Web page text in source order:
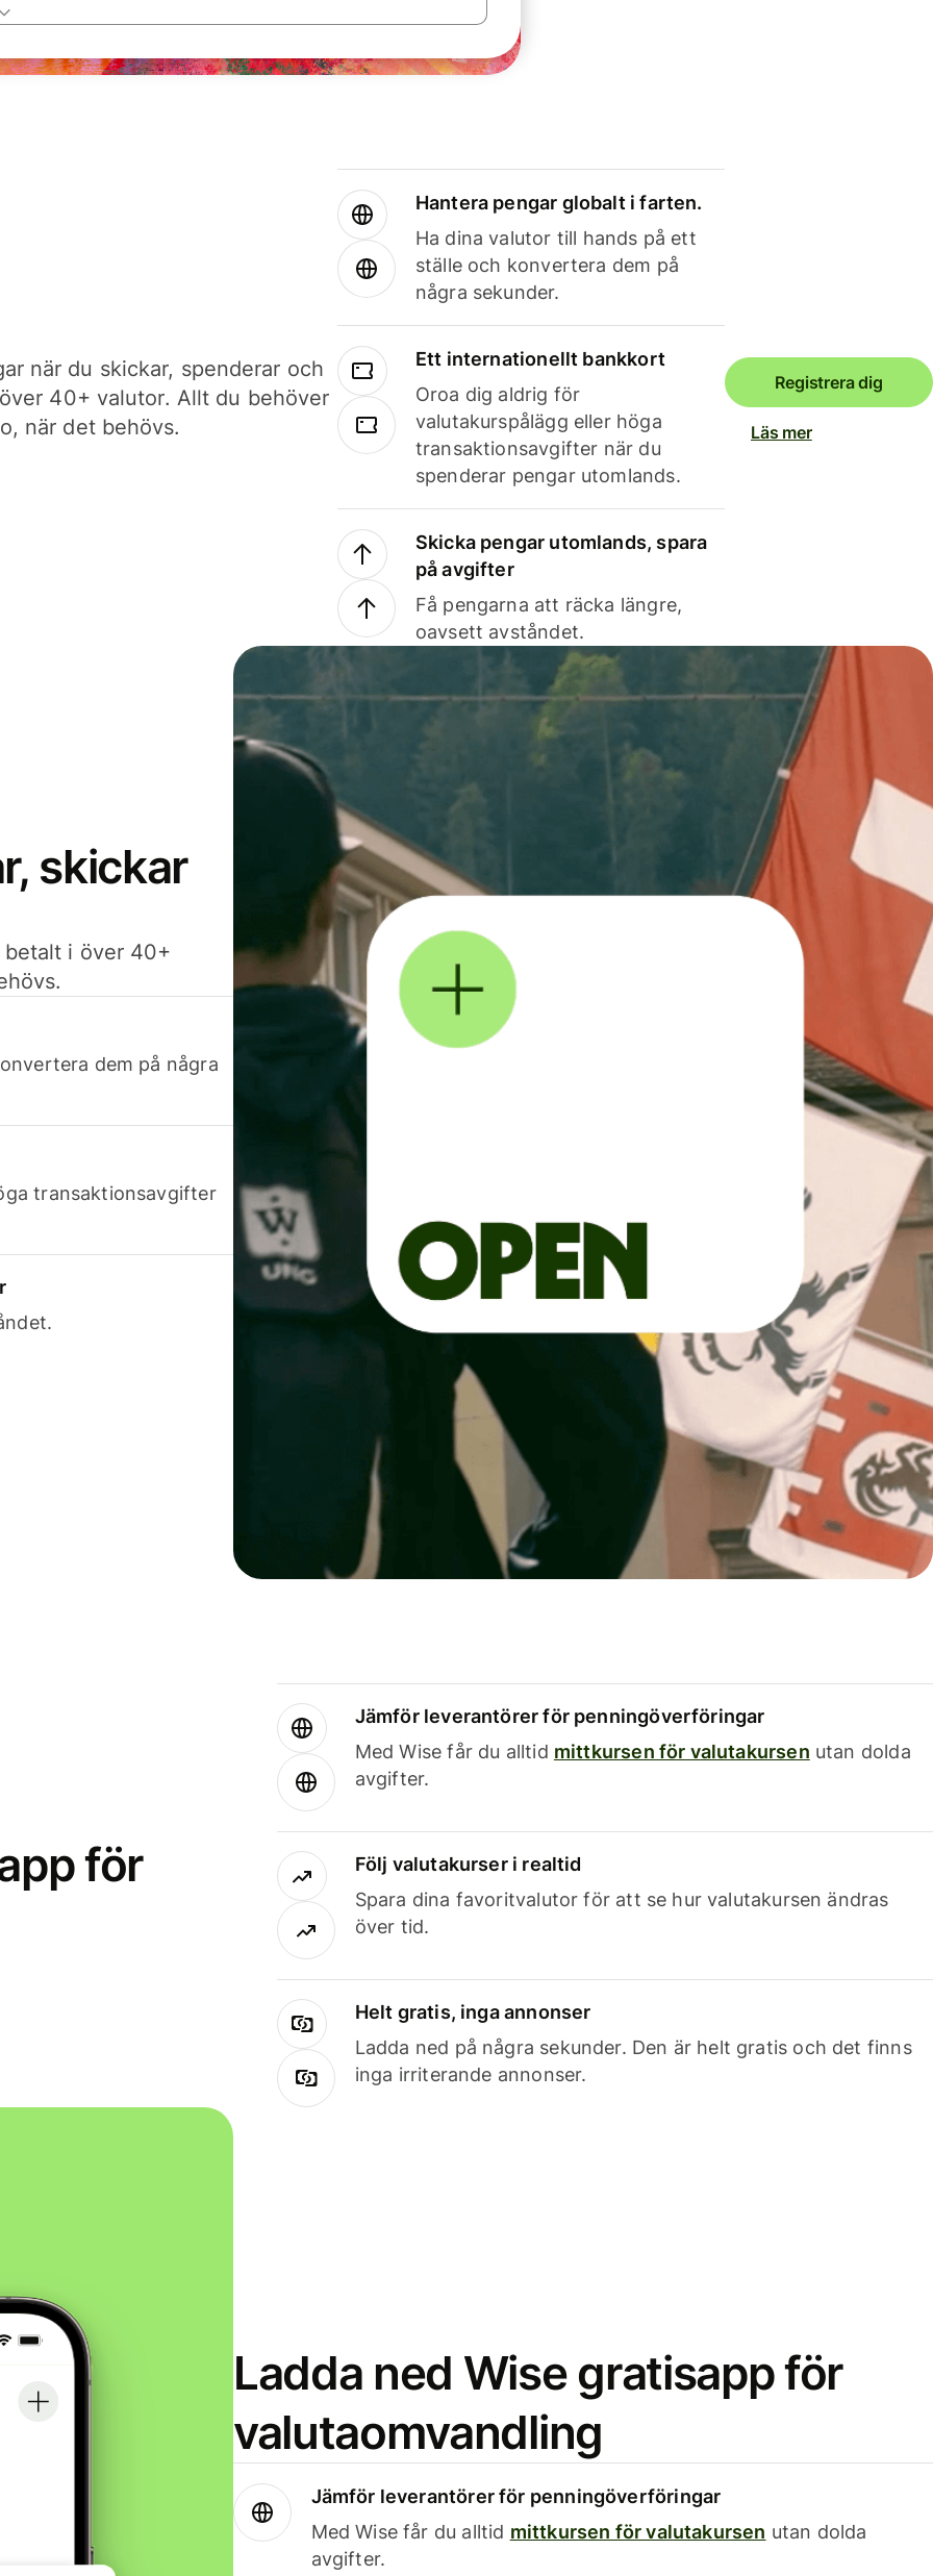
när du skickar, spenderar och
40+ valutor. Allt du behöver
när det behövs.
Hantera pengar globalt i farten.
Ha dina valutor till hands på ett
ställe och konvertera dem på
några sekunder.
Ett internationellt bankkort
Oroa dig aldrig för
valutakurspålägg eller höga
transaktionsavgifter när du
spenderar pengar utomlands.
Skicka pengar utomlands, spara
på avgifter
Få pengarna att räcka längre,
oavsett avståndet.
Registrera dig
Läs mer
skickar
betalt i över 40+
dem på några
transaktionsavgifter
för
Jämför leverantörer för penningöverföringar
Med Wise får du alltid mittkursen för valutakursen utan dolda
avgifter.
Följ valutakurser i realtid
Spara dina favoritvalutor för att se hur valutakursen ändras
över tid.
Helt gratis, inga annonser
Ladda ned på några sekunder. Den är helt gratis och det finns
inga irriterande annonser.
Ladda ned Wise gratisapp för
valutaomvandling
Jämför leverantörer för penningöverföringar
Med Wise får du alltid mittkursen för valutakursen utan dolda
avgifter.